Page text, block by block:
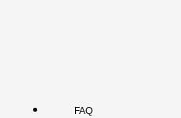
FAQ